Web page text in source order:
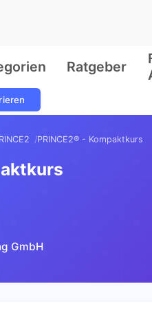
Ratgeber
PRINCE2® - Kompaktkurs
GmbH